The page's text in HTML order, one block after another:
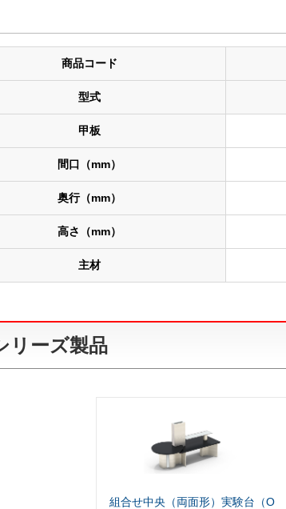
商品コード
型式
甲板
間口（mm）
奥行（mm）
高さ（mm）
主材
リーズ製品
組合せ中央（両面形）実験台（O